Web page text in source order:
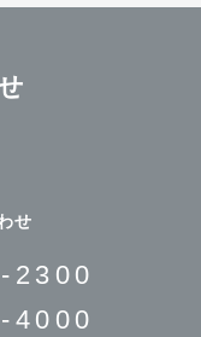
せ
2300
4000